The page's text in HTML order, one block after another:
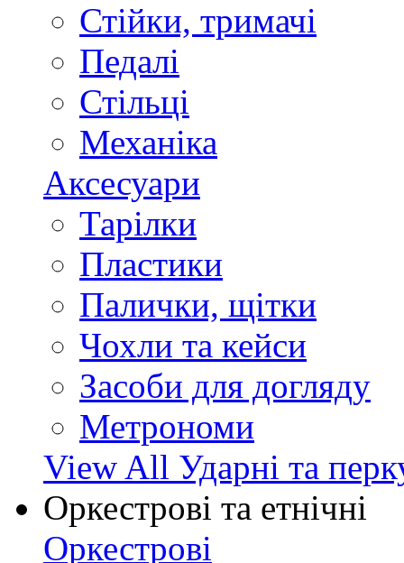
Стійки, тримачі
Педалі
Стільці
Механіка
Аксесуари
Тарілки
Пластики
Палички, щітки
Чохли та кейси
Засоби для догляду
Метрономи
View All Ударні та
Оркестрові та етнічні
Оркестрові